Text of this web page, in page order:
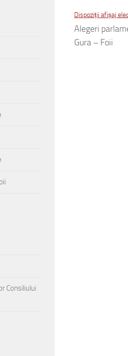
Dispoziții afișaj
Alegeri
Gura – Foii
Consiliului